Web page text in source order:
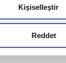
tıklayabilir,
edebilirsiniz.
ziyaretiniz
Kişiselleştir
Reddet